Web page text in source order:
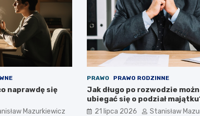
naprawdę się
Mazurkiewicz
PRAWO PRAWO RODZINNE
Jak długo po rozwodzie
ubiegać się o podział
21 lipca 2026 Stanisław